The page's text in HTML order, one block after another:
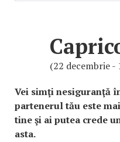
(22 decembrie -
Vei simţi nesiguranţă
partenerul tău este
tine şi ai putea crede
asta.